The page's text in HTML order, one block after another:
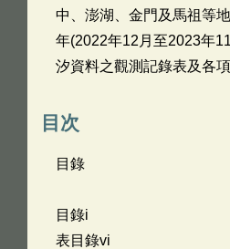
中、澎湖、金門及馬祖等
年(2022年12月至2023年
汐資料之觀測記錄表及各
目次
目錄
目錄i
表目錄vi